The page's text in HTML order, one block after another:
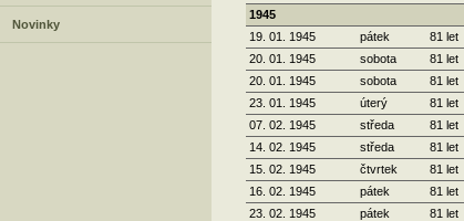
1945
19. 01. 1945
pátek 81 let
20. 01. 1945
sobota 81 let
20. 01. 1945
sobota 81 let
23. 01. 1945
úterý 81 let
07. 02. 1945
středa 81 let
14. 02. 1945
středa 81 let
15. 02. 1945
čtvrtek 81 let
16. 02. 1945
pátek 81 let
23. 02. 1945
pátek 81 let
Novinky